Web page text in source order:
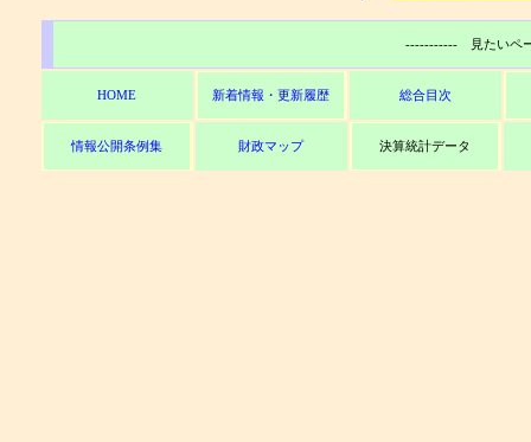
----------- 見たいペ
HOME 新着情報・更新履歴 総合目次
情報公開条例集 財政マップ 決算統計データ